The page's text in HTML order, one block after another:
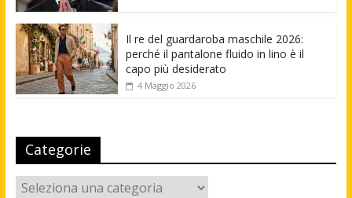
Il re del guardaroba maschile 2026:
perché il pantalone fluido in lino è il
capo più desiderato
4 Maggio 2026
Categorie
Categorie